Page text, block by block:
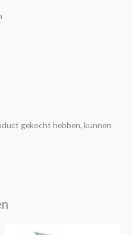
gekocht hebben, kunnen